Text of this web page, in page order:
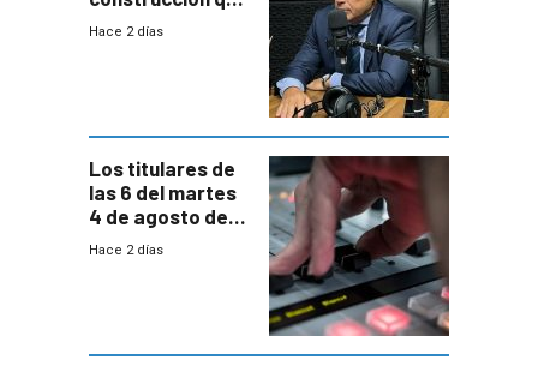
comprende
Hace 2 días
Los titulares de
las 6 del martes
4 de agosto de
2026
Hace 2 días